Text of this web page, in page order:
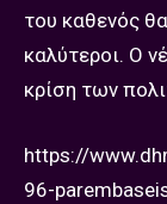
του καθενός
καλύτεροι. Ο
κρίση των
https://
96-